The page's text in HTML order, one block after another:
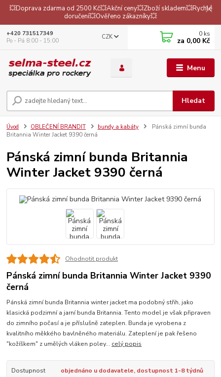
💥Doprava zdarma od 2500 Kč💥Akční ceny💥Zboží skladem💥Rychlé
doručení💥Ověřeno zákazníky💥
Menu
CZK
Hledat
+420 731517349
Po - Pá 8:00 - 15:00
0 ks
za 0,00 Kč
Úvod OBLEČENÍ BRANDIT bundy a kabáty
Pánská zimní bunda
Britannia Winter Jacket 9390 černá
Pánská zimní bunda Britannia
Winter Jacket 9390 černá
Ohodnotit produkt
Pánská zimní bunda Britannia Winter Jacket 9390
černá
Pánská zimní bunda Britannia winter jacket ma podobný střih, jako
klasická podzimní a jarní bunda Britannia. Tento model je však připraven
do zimního počasí a je příslušně zateplen. Bunda je vyrobena z
kvalitního měkkého bavlněného materiálu. Zateplení je pak řešeno
"kožíškem" z umělých vláken poley... celý popis
Dostupnost
objednáno u dodavatele, dostupnost 1-8 týdnů